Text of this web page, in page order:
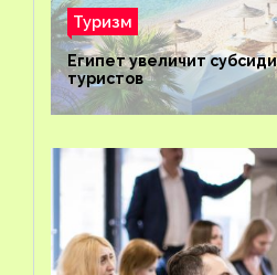
Туризм
Египет увеличит
туристов